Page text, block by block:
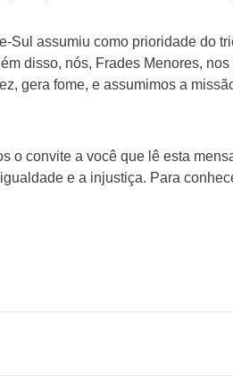
Sul assumiu como prioridade do
disso, nós, Frades Menores,
gera fome, e assumimos a
o convite a você que lê esta
e a injustiça. Para